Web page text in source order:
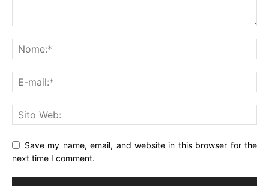
Save my name, email, and website in this browser for the
next time I comment.